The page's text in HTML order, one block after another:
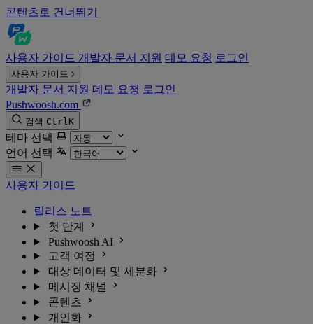
콘텐츠로 건너뛰기
사용자 가이드 개발자 문서 지원 데모 요청 로그인
사용자 가이드
개발자 문서 지원 데모 요청 로그인
Pushwoosh.com
검색 CtrlK
테마 선택
언어 선택
사용자 가이드
릴리스 노트
첫 단계
Pushwoosh AI
고객 여정
대상 데이터 및 세분화
메시징 채널
콘텐츠
개인화